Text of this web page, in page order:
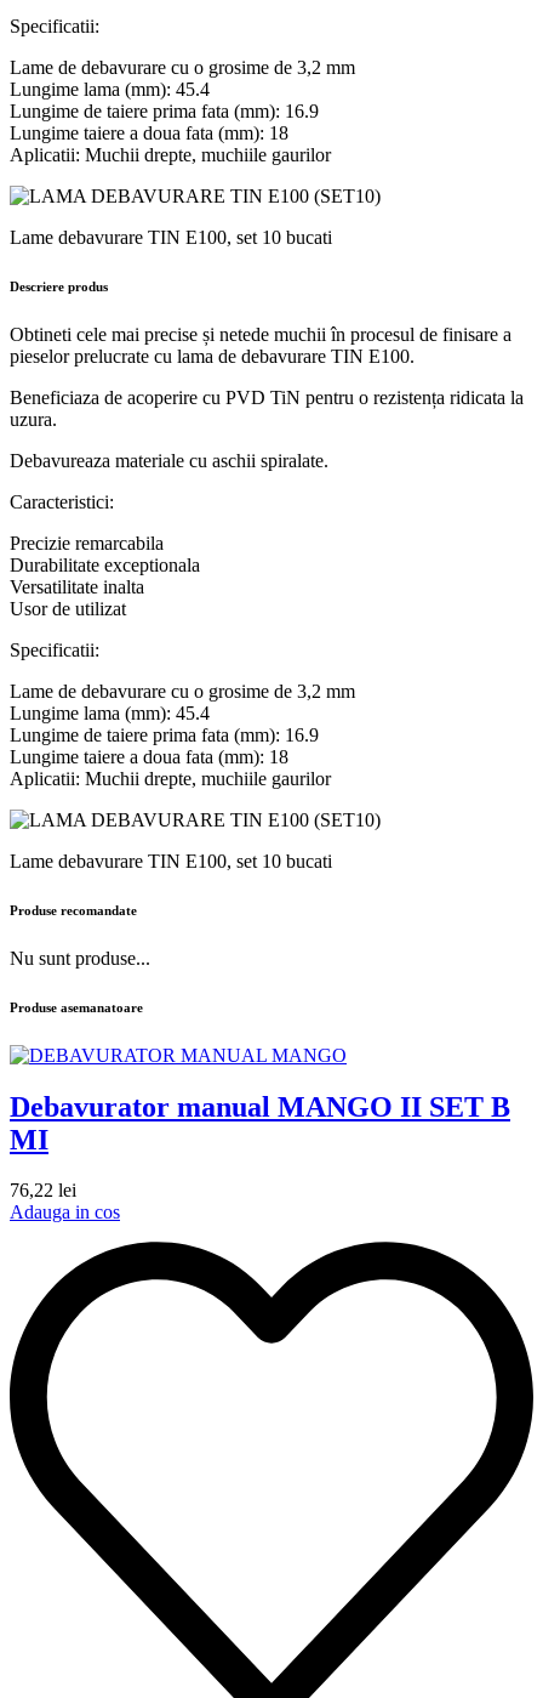
Specificatii:
Lame de debavurare cu o grosime de 3,2 mm
Lungime lama (mm): 45.4
Lungime de taiere prima fata (mm): 16.9
Lungime taiere a doua fata (mm): 18
Aplicatii: Muchii drepte, muchiile gaurilor
Lame debavurare TIN E100, set 10 bucati
Descriere produs
Obtineti cele mai precise și netede muchii în procesul de finisare a
pieselor prelucrate cu lama de debavurare TIN E100.
Beneficiaza de acoperire cu PVD TiN pentru o rezistența ridicata la
uzura.
Debavureaza materiale cu aschii spiralate.
Caracteristici:
Precizie remarcabila
Durabilitate exceptionala
Versatilitate inalta
Usor de utilizat
Specificatii:
Lame de debavurare cu o grosime de 3,2 mm
Lungime lama (mm): 45.4
Lungime de taiere prima fata (mm): 16.9
Lungime taiere a doua fata (mm): 18
Aplicatii: Muchii drepte, muchiile gaurilor
Lame debavurare TIN E100, set 10 bucati
Produse recomandate
Nu sunt produse...
Produse asemanatoare
Debavurator manual MANGO II SET B
MI
76,22 lei
Adauga in cos